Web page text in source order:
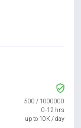
500 / 1000000
0-12 hrs
up to 10K / day